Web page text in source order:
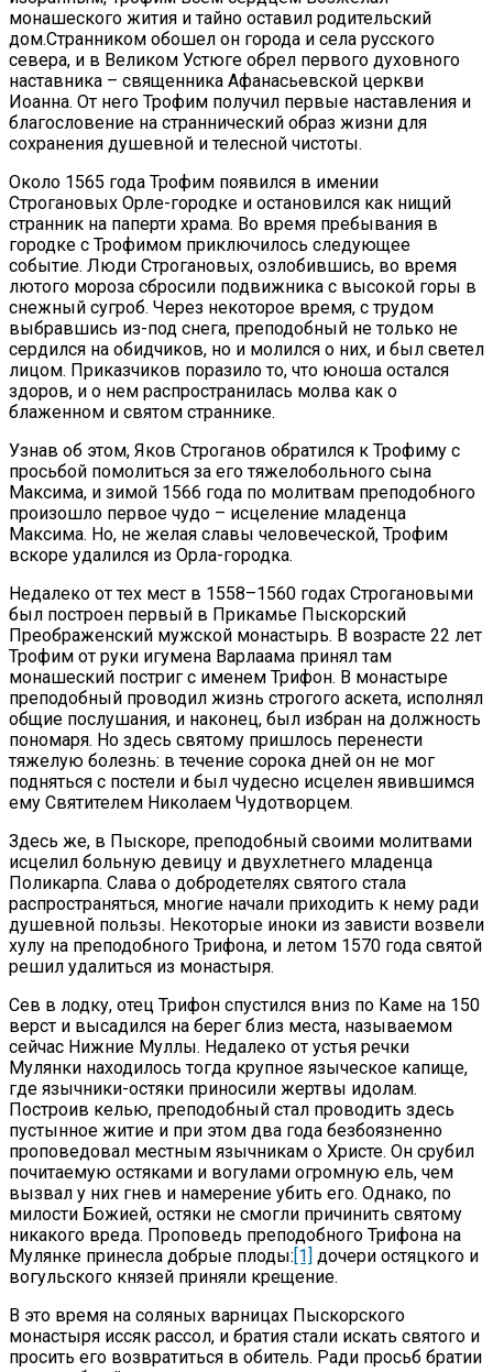
монашеского жития и тайно оставил родительский
дом.Странником обошел он города и села русского
севера, и в Великом Устюге обрел первого духовного
наставника – священника Афанасьевской церкви
Иоанна. От него Трофим получил первые наставления и
благословение на страннический образ жизни для
сохранения душевной и телесной чистоты.
Около 1565 года Трофим появился в имении
Строгановых Орле-городке и остановился как нищий
странник на паперти храма. Во время пребывания в
городке с Трофимом приключилось следующее
событие. Люди Строгановых, озлобившись, во время
лютого мороза сбросили подвижника с высокой горы в
снежный сугроб. Через некоторое время, с трудом
выбравшись из-под снега, преподобный не только не
сердился на обидчиков, но и молился о них, и был светел
лицом. Приказчиков поразило то, что юноша остался
здоров, и о нем распространилась молва как о
блаженном и святом страннике.
Узнав об этом, Яков Строганов обратился к Трофиму с
просьбой помолиться за его тяжелобольного сына
Максима, и зимой 1566 года по молитвам преподобного
произошло первое чудо – исцеление младенца
Максима. Но, не желая славы человеческой, Трофим
вскоре удалился из Орла-городка.
Недалеко от тех мест в 1558–1560 годах Строгановыми
был построен первый в Прикамье Пыскорский
Преображенский мужской монастырь. В возрасте 22 лет
Трофим от руки игумена Варлаама принял там
монашеский постриг с именем Трифон. В монастыре
преподобный проводил жизнь строгого аскета, исполнял
общие послушания, и наконец, был избран на должность
пономаря. Но здесь святому пришлось перенести
тяжелую болезнь: в течение сорока дней он не мог
подняться с постели и был чудесно исцелен явившимся
ему Святителем Николаем Чудотворцем.
Здесь же, в Пыскоре, преподобный своими молитвами
исцелил больную девицу и двухлетнего младенца
Поликарпа. Слава о добродетелях святого стала
распространяться, многие начали приходить к нему ради
душевной пользы. Некоторые иноки из зависти возвели
хулу на преподобного Трифона, и летом 1570 года святой
решил удалиться из монастыря.
Сев в лодку, отец Трифон спустился вниз по Каме на 150
верст и высадился на берег близ места, называемом
сейчас Нижние Муллы. Недалеко от устья речки
Мулянки находилось тогда крупное языческое капище,
где язычники-остяки приносили жертвы идолам.
Построив келью, преподобный стал проводить здесь
пустынное житие и при этом два года безбоязненно
проповедовал местным язычникам о Христе. Он срубил
почитаемую остяками и вогулами огромную ель, чем
вызвал у них гнев и намерение убить его. Однако, по
милости Божией, остяки не смогли причинить святому
никакого вреда. Проповедь преподобного Трифона на
Мулянке принесла добрые плоды:[1] дочери остяцкого и
вогульского князей приняли крещение.
В это время на соляных варницах Пыскорского
монастыря иссяк рассол, и братия стали искать святого и
просить его возвратиться в обитель. Ради просьб братии